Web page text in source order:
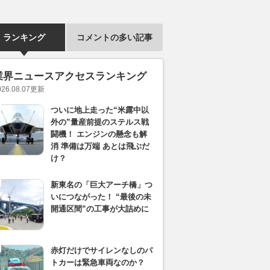
ランキング コメントの多い記事
界ニュースアクセスランキング
更新
ついに地上走った“米露中以
外の”量産前提のステルス戦
闘機！ エンジンの懸念も解
消 準備は万端 あとは飛ぶだ
け？
新東名の「巨大アーチ橋」つ
いにつながった！ “最後の未
開通区間”の工事が大詰めに
赤灯だけでサイレンなしのパ
トカーは緊急車両なのか？